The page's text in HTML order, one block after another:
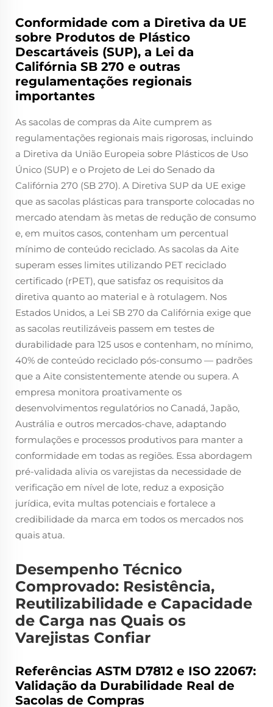
Conformidade com a Diretiva da UE
sobre Produtos de Plástico
Descartáveis (SUP), a Lei da
Califórnia SB 270 e outras
regulamentações regionais
importantes
As sacolas de compras da Aite cumprem as
regulamentações regionais mais rigorosas, incluindo
a Diretiva da União Europeia sobre Plásticos de Uso
Único (SUP) e o Projeto de Lei do Senado da
Califórnia 270 (SB 270). A Diretiva SUP da UE exige
que as sacolas plásticas para transporte colocadas no
mercado atendam às metas de redução de consumo
e, em muitos casos, contenham um percentual
mínimo de conteúdo reciclado. As sacolas da Aite
superam esses limites utilizando PET reciclado
certificado (rPET), que satisfaz os requisitos da
diretiva quanto ao material e à rotulagem. Nos
Estados Unidos, a Lei SB 270 da Califórnia exige que
as sacolas reutilizáveis passem em testes de
durabilidade para 125 usos e contenham, no mínimo,
40% de conteúdo reciclado pós-consumo — padrões
que a Aite consistentemente atende ou supera. A
empresa monitora proativamente os
desenvolvimentos regulatórios no Canadá, Japão,
Austrália e outros mercados-chave, adaptando
formulações e processos produtivos para manter a
conformidade em todas as regiões. Essa abordagem
pré-validada alivia os varejistas da necessidade de
verificação em nível de lote, reduz a exposição
jurídica, evita multas potenciais e fortalece a
credibilidade da marca em todos os mercados nos
quais atua.
Desempenho Técnico
Comprovado: Resistência,
Reutilizabilidade e Capacidade
de Carga nas Quais os
Varejistas Confiar
Referências ASTM D7812 e ISO 22067:
Validação da Durabilidade Real de
Sacolas de Compras